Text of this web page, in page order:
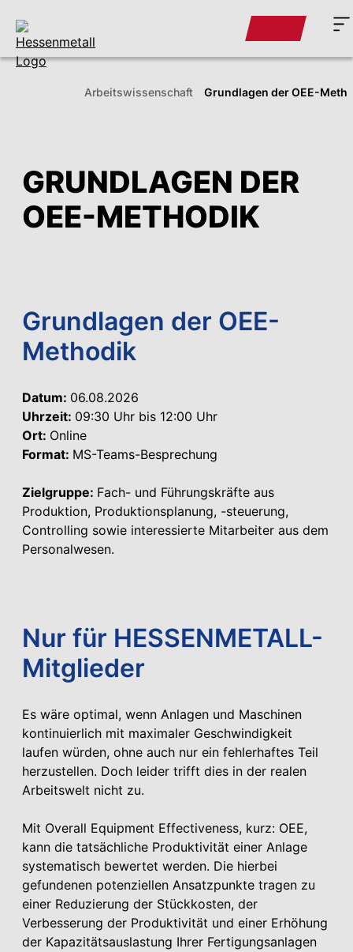
GRUNDLAGEN DER
OEE-METHODIK
Grundlagen der OEE-
Methodik
Datum: 06.08.2026
Uhrzeit: 09:30 Uhr bis 12:00 Uhr
Ort: Online
Format: MS-Teams-Besprechung
Zielgruppe: Fach- und Führungskräfte aus
Produktion, Produktionsplanung, -steuerung,
Controlling sowie interessierte Mitarbeiter aus dem
Personalwesen.
Nur für HESSENMETALL-
Mitglieder
Es wäre optimal, wenn Anlagen und Maschinen
kontinuierlich mit maximaler Geschwindigkeit
laufen würden, ohne auch nur ein fehlerhaftes Teil
herzustellen. Doch leider trifft dies in der realen
Arbeitswelt nicht zu.
Mit Overall Equipment Effectiveness, kurz: OEE,
kann die tatsächliche Produktivität einer Anlage
systematisch bewertet werden. Die hierbei
gefundenen potenziellen Ansatzpunkte tragen zu
einer Reduzierung der Stückkosten, der
Verbesserung der Produktivität und einer Erhöhung
der Kapazitätsauslastung Ihrer Fertigungsanlagen
Arbeitswissenschaft Grundlagen der OEE-